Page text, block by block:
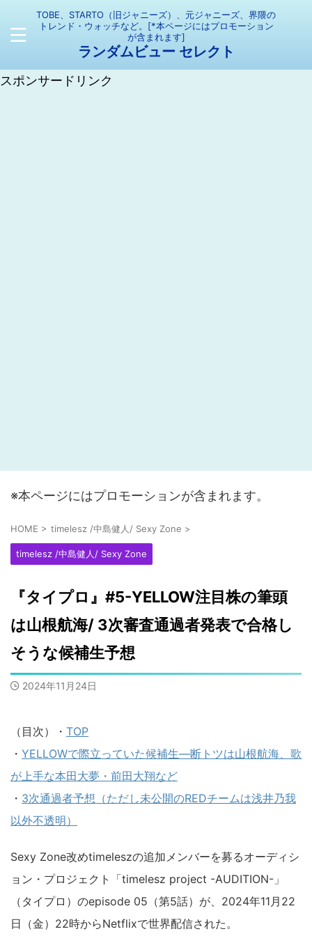
TOBE、STARTO（旧ジャニーズ）、元ジャニーズ、界隈の
トレンド・ウォッチなど。[*本ページにはプロモーション
が含まれます]
ランダムビュー セレクト
スポンサードリンク
※本ページにはプロモーションが含まれます。
HOME > timelesz /中島健人/ Sexy Zone >
timelesz /中島健人/ Sexy Zone
『タイプロ』#5-YELLOW注目株の筆頭
は山根航海/ 3次審査通過者発表で合格し
そうな候補生予想
2024年11月24日
（目次）・ TOP
・ YELLOWで際立っていた候補生―断トツは山根航海、歌
が上手な本田大夢・前田大翔など
・ 3次通過者予想（ただし未公開のREDチームは浅井乃我
以外不透明）
Sexy Zone改めtimeleszの追加メンバーを募るオーディシ
ョン・プロジェクト「timelesz project -AUDITION-」
（タイプロ）のepisode 05（第5話）が、2024年11月22
日（金）22時からNetflixで世界配信された。